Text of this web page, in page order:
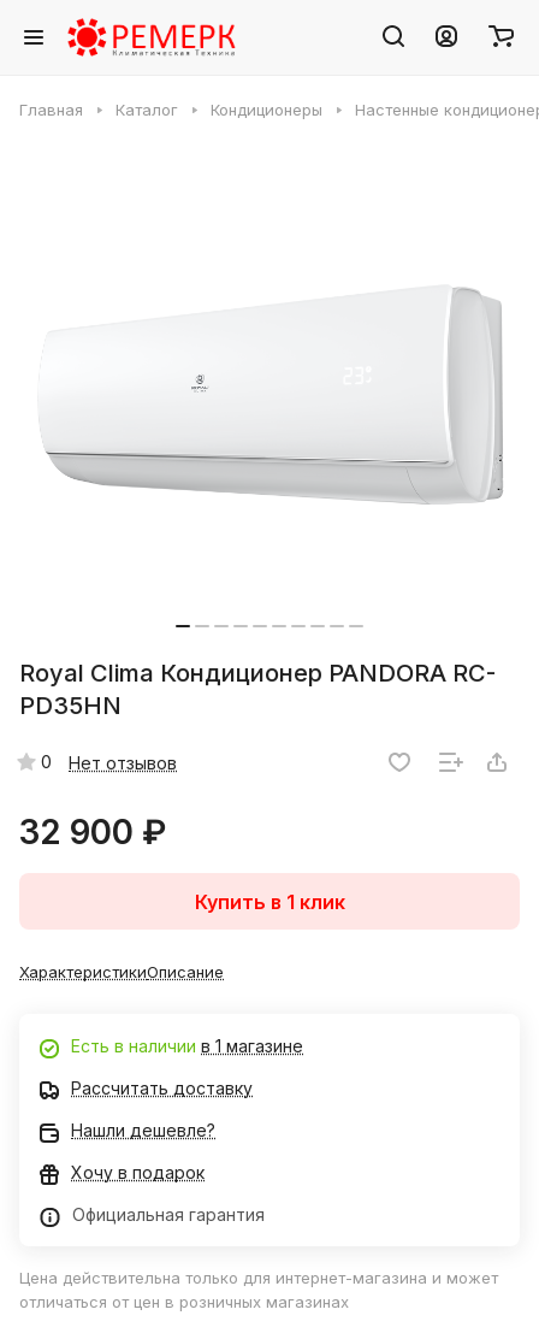
Главная Каталог Кондиционеры Настенные
Royal Clima Кондиционер PANDORA RC-
PD35HN
0 Нет отзывов
32 900 ₽
Купить в 1 клик
ХарактеристикиОписание
Есть в наличии в 1 магазине
Рассчитать доставку
Нашли дешевле?
Хочу в подарок
Официальная гарантия
Цена действительна только для интернет-магазина и может
отличаться от цен в розничных магазинах